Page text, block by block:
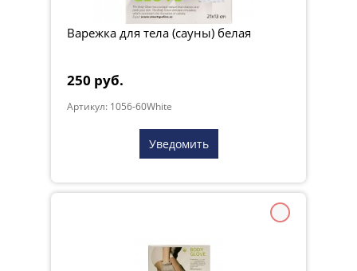
Варежка для тела (сауны) белая
250 руб.
Артикул: 1056-60White
Уведомить